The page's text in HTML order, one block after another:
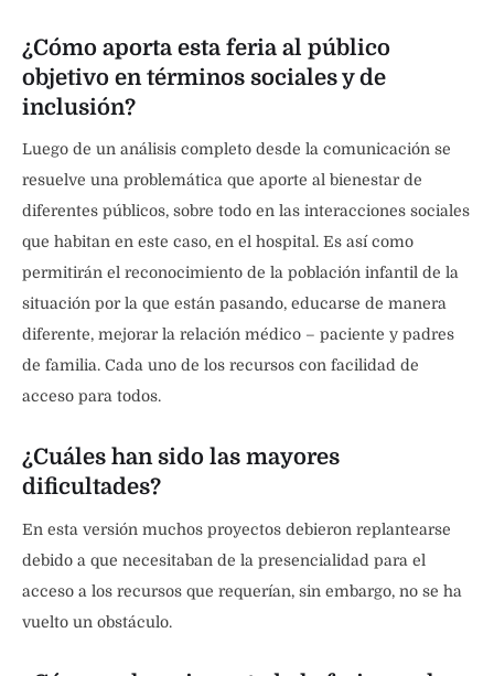
¿Cómo aporta esta feria al público
objetivo en términos sociales y de
inclusión?
Luego de un análisis completo desde la comunicación se
resuelve una problemática que aporte al bienestar de
diferentes públicos, sobre todo en las interacciones sociales
que habitan en este caso, en el hospital. Es así como
permitirán el reconocimiento de la población infantil de la
situación por la que están pasando, educarse de manera
diferente, mejorar la relación médico – paciente y padres
de familia. Cada uno de los recursos con facilidad de
acceso para todos.
¿Cuáles han sido las mayores
dificultades?
En esta versión muchos proyectos debieron replantearse
debido a que necesitaban de la presencialidad para el
acceso a los recursos que requerían, sin embargo, no se ha
vuelto un obstáculo.